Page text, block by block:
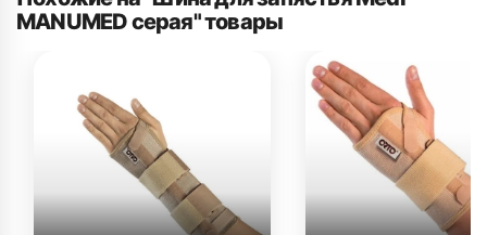
MANUMED серая" товары